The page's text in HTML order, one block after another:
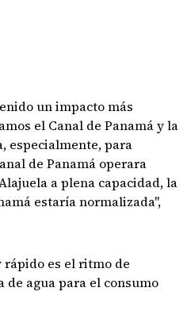
un impacto más
el Canal de Panamá y la
especialmente, para
de Panamá operara
a plena capacidad, la
estaría normalizada",
rápido es el ritmo de
agua para el consumo